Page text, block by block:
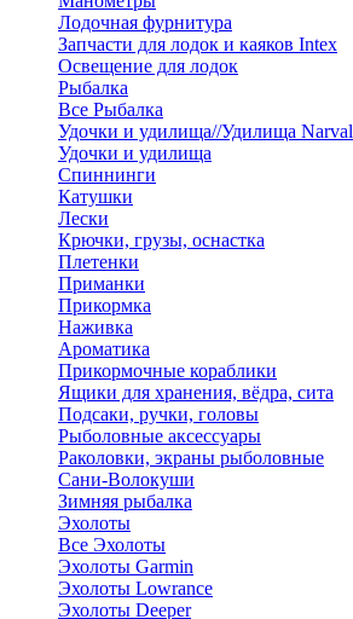
Лодочная фурнитура
Запчасти для лодок и каяков Intex
Освещение для лодок
Рыбалка
Все Рыбалка
Удочки и удилища//Удилища Narval
Удочки и удилища
Спиннинги
Катушки
Лески
Крючки, грузы, оснастка
Плетенки
Приманки
Прикормка
Наживка
Ароматика
Прикормочные кораблики
Ящики для хранения, вёдра, сита
Подсаки, ручки, головы
Рыболовные аксессуары
Раколовки, экраны рыболовные
Сани-Волокуши
Зимняя рыбалка
Эхолоты
Все Эхолоты
Эхолоты Garmin
Эхолоты Lowrance
Эхолоты Deeper